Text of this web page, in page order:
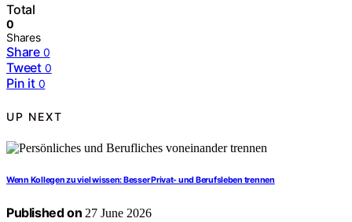
Total
0
Shares
Share 0
Tweet 0
Pin it 0
UP NEXT
Wenn Kollegen zu viel wissen: Besser Privat- und Berufsleben trennen
Published on 27 June 2026